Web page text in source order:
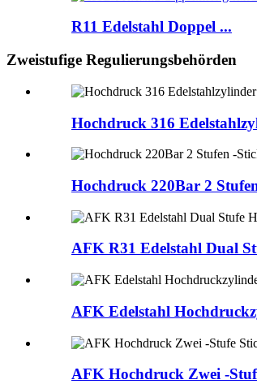
R11 Edelstahl Doppel ...
Zweistufige Regulierungsbehörden
Hochdruck 316
Hochdruck 220Bar 2
AFK R31 Edelstahl Dual
AFK Edelstahl
AFK Hochdruck Zwei -